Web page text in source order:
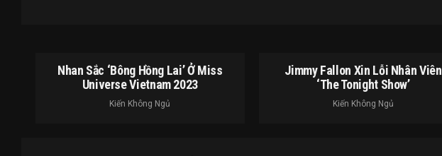
Nhan Sắc ‘bông Hồng Lai’ Ở Miss
Universe Vietnam 2023
Kiến Không Ngủ
Jimmy Fallon Xin Lỗi Nhân Viên
‘The Tonight Show’
Kiến Không Ngủ